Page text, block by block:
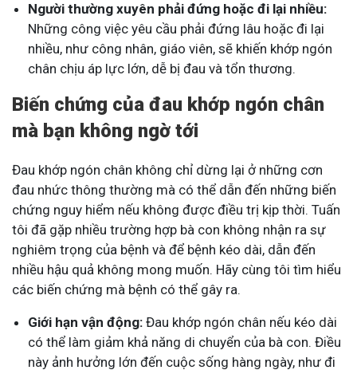
Người thường xuyên phải đứng hoặc đi lại nhiều:
Những công việc yêu cầu phải đứng lâu hoặc đi lại
nhiều, như công nhân, giáo viên, sẽ khiến khớp ngón
chân chịu áp lực lớn, dễ bị đau và tổn thương.
Biến chứng của đau khớp ngón chân
mà bạn không ngờ tới
Đau khớp ngón chân không chỉ dừng lại ở những cơn
đau nhức thông thường mà có thể dẫn đến những biến
chứng nguy hiểm nếu không được điều trị kịp thời. Tuấn
tôi đã gặp nhiều trường hợp bà con không nhận ra sự
nghiêm trọng của bệnh và để bệnh kéo dài, dẫn đến
nhiều hậu quả không mong muốn. Hãy cùng tôi tìm hiểu
các biến chứng mà bệnh có thể gây ra.
Giới hạn vận động: Đau khớp ngón chân nếu kéo dài
có thể làm giảm khả năng di chuyển của bà con. Điều
này ảnh hưởng lớn đến cuộc sống hàng ngày, như đi